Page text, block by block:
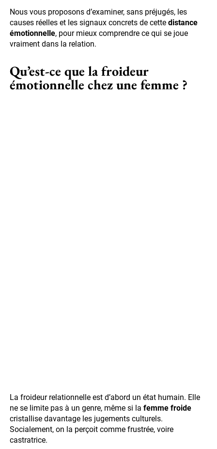
Nous vous proposons d’examiner, sans préjugés, les
causes réelles et les signaux concrets de cette distance
émotionnelle, pour mieux comprendre ce qui se joue
vraiment dans la relation.
Qu’est-ce que la froideur
émotionnelle chez une femme ?
La froideur relationnelle est d’abord un état humain. Elle
ne se limite pas à un genre, même si la femme froide
cristallise davantage les jugements culturels.
Socialement, on la perçoit comme frustrée, voire
castratrice.